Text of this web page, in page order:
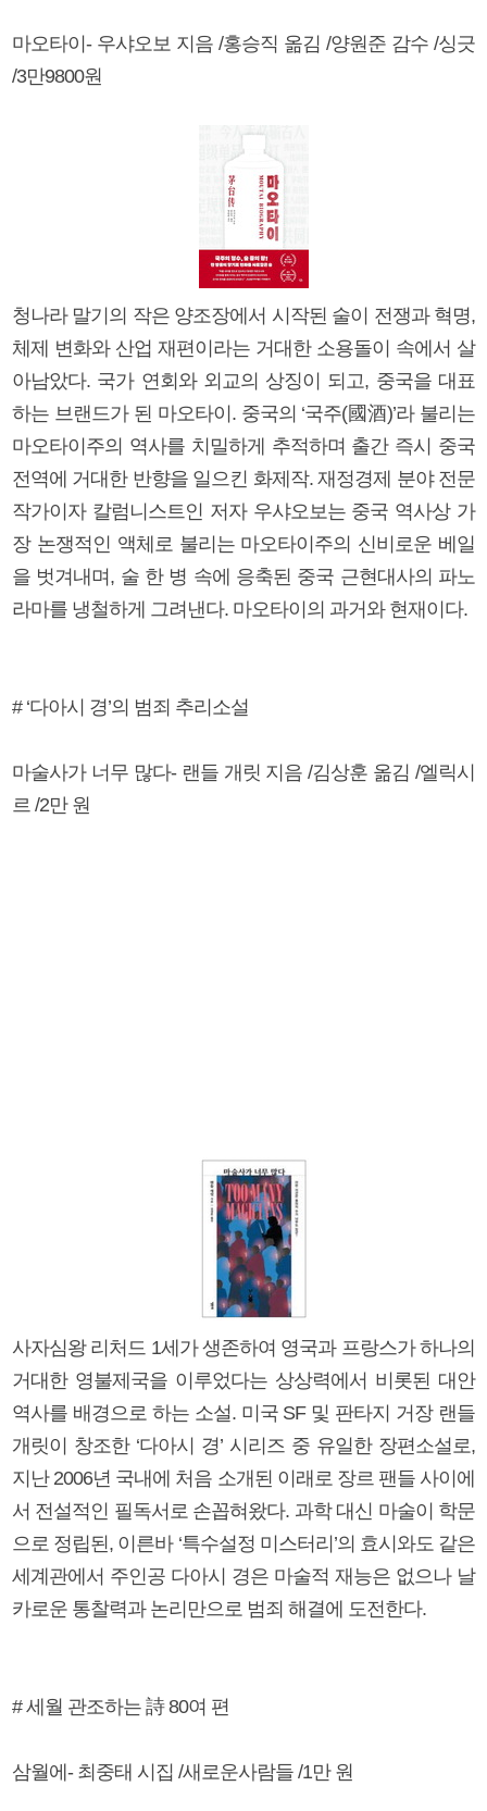
마오타이- 우샤오보 지음 /홍승직 옮김 /양원준 감수 /싱긋
/3만9800원
청나라 말기의 작은 양조장에서 시작된 술이 전쟁과 혁명,
체제 변화와 산업 재편이라는 거대한 소용돌이 속에서 살
아남았다. 국가 연회와 외교의 상징이 되고, 중국을 대표
하는 브랜드가 된 마오타이. 중국의 ‘국주(國酒)’라 불리는
마오타이주의 역사를 치밀하게 추적하며 출간 즉시 중국
전역에 거대한 반향을 일으킨 화제작. 재정경제 분야 전문
작가이자 칼럼니스트인 저자 우샤오보는 중국 역사상 가
장 논쟁적인 액체로 불리는 마오타이주의 신비로운 베일
을 벗겨내며, 술 한 병 속에 응축된 중국 근현대사의 파노
라마를 냉철하게 그려낸다. 마오타이의 과거와 현재이다.
# ‘다아시 경’의 범죄 추리소설
마술사가 너무 많다- 랜들 개릿 지음 /김상훈 옮김 /엘릭시
르 /2만 원
사자심왕 리처드 1세가 생존하여 영국과 프랑스가 하나의
거대한 영불제국을 이루었다는 상상력에서 비롯된 대안
역사를 배경으로 하는 소설. 미국 SF 및 판타지 거장 랜들
개릿이 창조한 ‘다아시 경’ 시리즈 중 유일한 장편소설로,
지난 2006년 국내에 처음 소개된 이래로 장르 팬들 사이에
서 전설적인 필독서로 손꼽혀왔다. 과학 대신 마술이 학문
으로 정립된, 이른바 ‘특수설정 미스터리’의 효시와도 같은
세계관에서 주인공 다아시 경은 마술적 재능은 없으나 날
카로운 통찰력과 논리만으로 범죄 해결에 도전한다.
# 세월 관조하는 詩 80여 편
삼월에- 최중태 시집 /새로운사람들 /1만 원